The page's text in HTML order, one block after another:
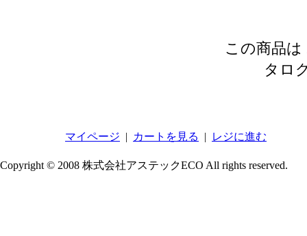
この商品は
タロ
マイページ | カートを見る | レジに進む
Copyright © 2008 株式会社アステックECO All rights reserved.